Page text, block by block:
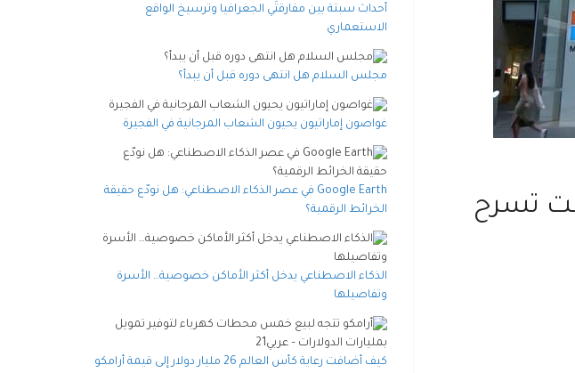
تسرح
أحداث سبتة بين مفارقتَي الجغرافيا وترسيخ الواقع
الاستعماري
مجلس السلام هل انتهى دوره قبل أن يبدأ؟
غواصون إماراتيون يحيون الشعاب المرجانية في الفجيرة
Google Earth في عصر الذكاء الاصطناعي: هل نودّع حقيقة
الخرائط الرقمية؟
الذكاء الاصطناعي يدخل أكثر الأماكن خصوصية… الأسرة
وتفاصيلها
كيف أضافت رعاية كأس العالم 26 مليار دولار إلى قيمة أرامكو